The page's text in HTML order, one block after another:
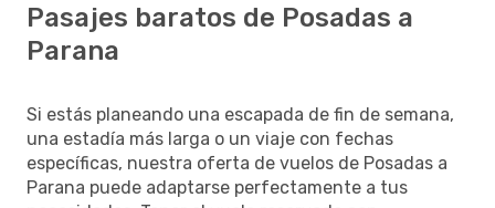
Pasajes baratos de Posadas a
Parana
Si estás planeando una escapada de fin de semana,
una estadía más larga o un viaje con fechas
específicas, nuestra oferta de vuelos de Posadas a
Parana puede adaptarse perfectamente a tus